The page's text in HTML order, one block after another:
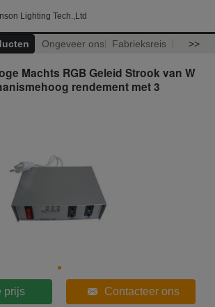
Lighting Tech.,Ltd
Ongeveer ons Fabrieksreis >>
Machts RGB Geleid Strook van W
rendement met 3
prijs Contacteer ons